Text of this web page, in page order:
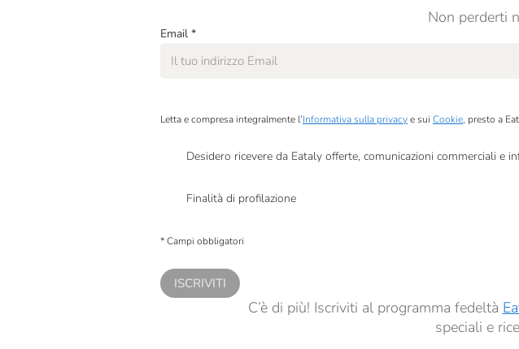
Non perderti
Email *
Letta e compresa integralmente l’Informativa sulla privacye sui Cookie, presto a
Desidero ricevere da Eataly offerte, comunicazioni commerciali e
Finalità di profilazione
* Campi obbligatori
ISCRIVITI
C’è di più! Iscriviti al programma fedeltà
speciali e